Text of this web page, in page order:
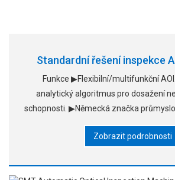
Standardní řešení inspekce
Funkce ▶Flexibilní/multifunkční
analytický algoritmus pro dosažení
schopnosti. ▶Německá značka
několika detekčními
Zobrazit podrobnosti